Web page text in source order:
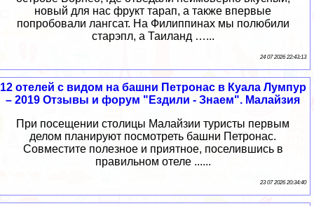
новый для нас фрукт тарап, а также впервые
попробовали лангсат. На Филиппинах мы полюбили
старэпл, а Таиланд …...
24 07 2026 22:43:13
12 отелей с видом на башни Петронас в Куала Лумпур
– 2019 Отзывы и форум "Ездили - Знаем". Малайзия
При посещении столицы Малайзии туристы первым
делом планируют посмотреть башни Петронас.
Совместите полезное и приятное, поселившись в
правильном отеле ......
23 07 2026 20:34:40